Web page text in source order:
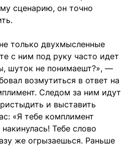
сценарию, он точно
только двухмысленные
с ним под руку часто идет
шуток не понимаешт?», —
возмутиться в ответ на
Следом за ним идут
и выставить
«Я тебе комплимент
Тебе слово
же огрызаешься. Раньше